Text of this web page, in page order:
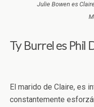
Julie Bowen es
Ty Burrel es Phil
El marido de Claire, es
constantemente